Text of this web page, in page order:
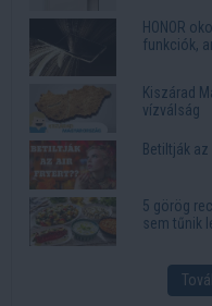
HONOR
funkciók,
Kiszárad
vízválság
Betiltják
5 görög
sem tűnik